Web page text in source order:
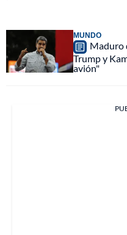
MUNDO
Maduro
Trump y
avión"